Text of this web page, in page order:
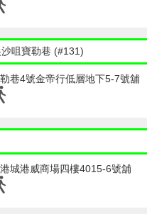
咀寶勒巷 (#131)
巷4號金帝行低層地下5-7號舖
城港威商場四樓4015-6號舖